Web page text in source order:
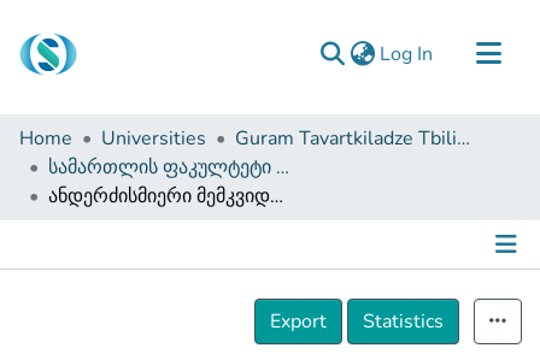
Log In (current)
Communities & Collections
Browse
Documentation
Home Universities
Guram Tavartkiladze Tbilisi Teaching University
სამართლის ფაკულტეტი (სამაგისტრო ნაშრომები)
ანდერძისმიერი მემკვიდრეობის აქტუალური საკითხები
Details
Export
Statistics